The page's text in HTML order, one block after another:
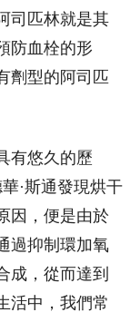
司匹林就是其
防血栓的形
劑型的阿司匹
有悠久的歷
·斯通發現烘干
因，便是由於
過抑制環加氧
成，從而達到
活中，我們常